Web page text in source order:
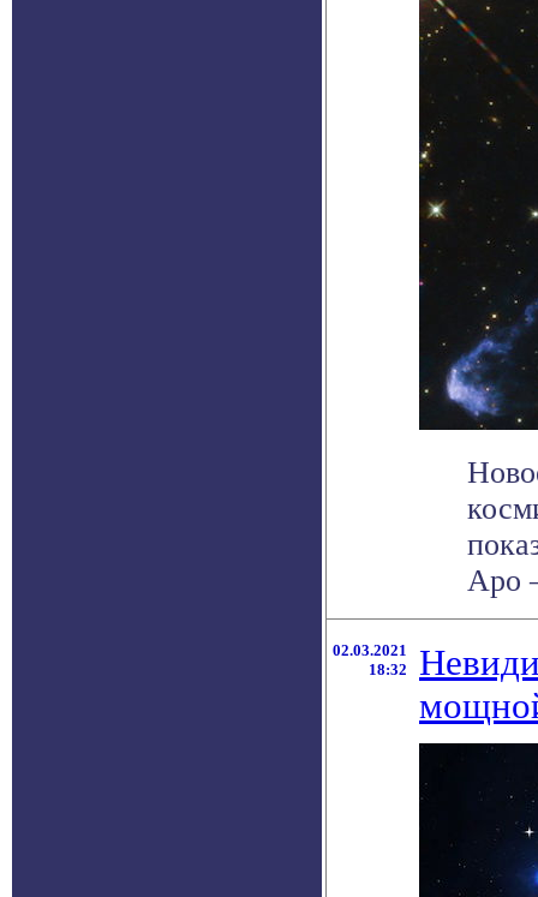
Аро
02.03.2021
18:32